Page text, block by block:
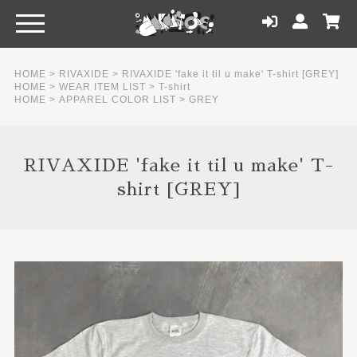
HOME > RIVAXIDE > RIVAXIDE 'fake it til u make' T-shirt [GREY]
HOME > WEAR ITEM LIST > T-shirt
HOME > APPAREL COLOR LIST > GREY
RIVAXIDE 'fake it til u make' T-
shirt [GREY]